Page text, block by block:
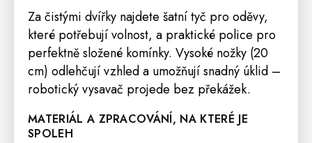
Za čistými dvířky najdete šatní tyč pro oděvy,
které potřebují volnost, a praktické police pro
perfektně složené komínky. Vysoké nožky (20
cm) odlehčují vzhled a umožňují snadný úklid –
robotický vysavač projede bez překážek.
MATERIÁL A ZPRACOVÁNÍ, NA KTERÉ JE
SPOLEH